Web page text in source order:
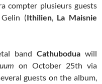
compter plusieurs guests
Gelin (Ithilien, La Maisnie
band Cathubodua will
on October 25th via
guests on the album,